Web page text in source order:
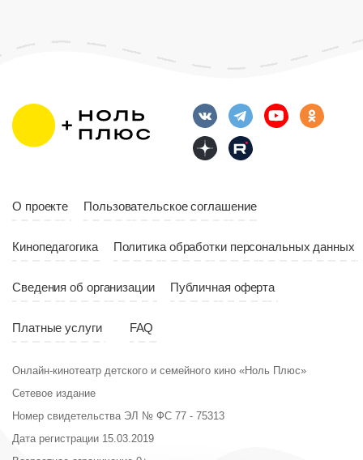
О проекте Пользовательское соглашение
Кинопедагогика Политика обработки персональных данных
Сведения об организации Публичная оферта
Платные услуги FAQ
Онлайн-кинотеатр детского и семейного кино «Ноль Плюс»
Сетевое издание
Номер свидетельства ЭЛ № ФС 77 - 75313
Дата регистрации 15.03.2019